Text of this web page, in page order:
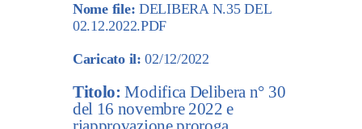
Nome file: DELIBERA N.35 DEL
02.12.2022.PDF
Caricato il: 02/12/2022
Titolo: Modifica Delibera n° 30
del 16 novembre 2022 e